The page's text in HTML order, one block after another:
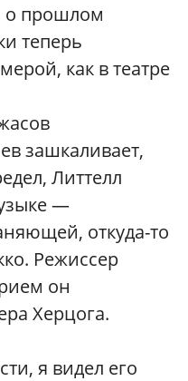
о прошлом
теперь
как в театре
зашкаливает,
Литтелл
—
откуда-то
Режиссер
он
Херцога.
я видел его